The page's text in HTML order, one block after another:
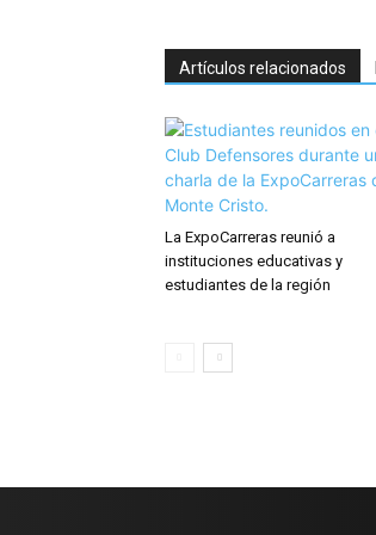
Artículos relacionados
La ExpoCarreras reunió a
instituciones educativas y
estudiantes de la región